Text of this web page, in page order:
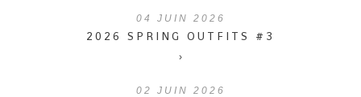
04 JUIN 2026
2026 SPRING OUTFITS #3
›
02 JUIN 2026